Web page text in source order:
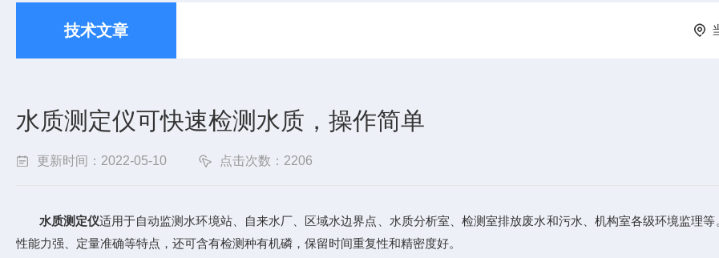
技术文章
水质测定仪可快速检测水质，操作简单
更新时间：2022-05-10 点击次数：2206
水质测定仪适用于自动监测水环境站、自来水厂、区域水边界点、水质分析室、检测室排放废水和污水、机构室各级环境监理
性能力强、定量准确等特点，还可含有检测种有机磷，保留时间重复性和精密度好。